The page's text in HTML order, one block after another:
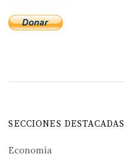
SECCIONES DESTACADAS
Economía